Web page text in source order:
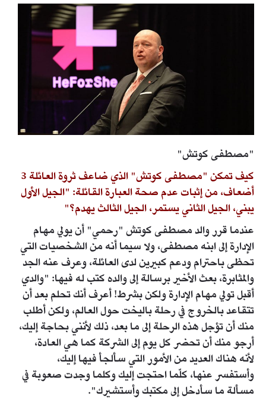
"مصطفى كوتش"
كيف تمكن "مصطفى كوتش" الذي ضاعف ثروة العائلة 3
أضعاف، من إثبات عدم صحة العبارة القائلة: "الجيل الأول
يبني، الجيل الثاني يستمر، الجيل الثالث يهدم؟"
عندما قرر والد مصطفى كوتش "رحمي" أن يولي مهام
الإدارة إلى ابنه مصطفى، ولا سيما أنه من الشخصيات التي
تحظى باحترام ودعم كبيرين لدى العائلة، وعرف عنه الجد
والمثابرة، بعث الأخير برسالة إلى والده كتب له فيها: "والدي
أقبل تولي مهام الإدارة ولكن بشرط! أعرف أنك تحلم بعد أن
تتقاعد بالخروج في رحلة باليخت حول العالم، ولكن أطلب
منك أن تؤجل هذه الرحلة إلى ما بعد، ذلك لأنني بحاجة إليك،
أرجو منك أن تحضر كل يوم إلى الشركة كما هي العادة،
لأنه هناك العديد من الأمور التي سألجأ فيها إليك،
وأستفسر عنها، كلّما احتجت إليك وكلما وجدت صعوبة في
مسألة ما سأدخل إلى مكتبك وأستشيرك".